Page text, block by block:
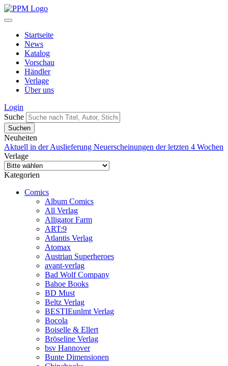
Startseite
News
Katalog
Vorschau
Händler
Verlage
Über uns
Login
Suche
Neuheiten
Aktuell in der Auslieferung Neuerscheinungen der letzten 4 Wochen
Verlage
Kategorien
Comics
Album Comics
All Verlag
Alligator Farm
ART:9
Atlantis Verlag
Atomax
Austrian Superheroes
avant-verlag
Bad Wolf Company
Bahoe Books
BD Must
Beltz Verlag
BESTIEunlmt Verlag
Bocola
Boiselle & Ellert
Bröseline Verlag
bsv Hannover
Bunte Dimensionen